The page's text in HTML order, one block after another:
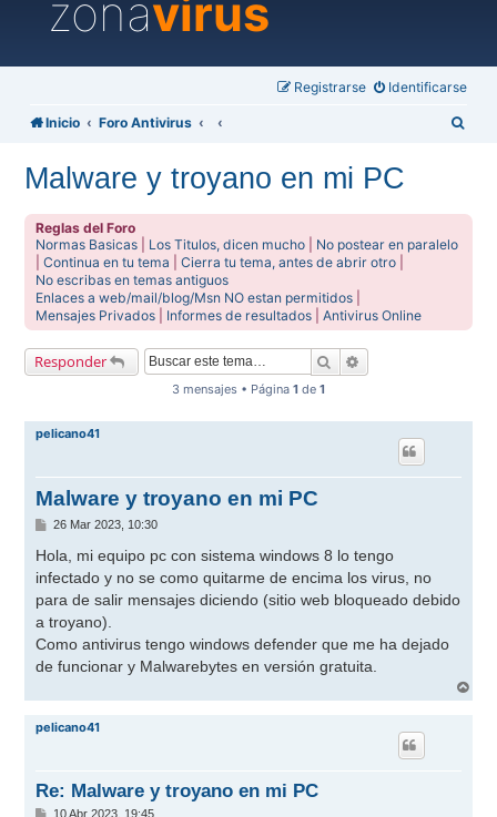
zonavirus
Identificarse
Registrarse
Inicio Foro Antivirus
Malware y troyano en mi PC
Reglas del Foro
Normas Basicas
Los Titulos, dicen mucho
No postear en paralelo
|Continua en tu tema |Cierra tu tema, antes de abrir otro
No escribas en temas antiguos
Enlaces a web/mail/blog/Msn NO estan permitidos
Mensajes Privados
Informes de resultados |Antivirus Online
Responder Buscar
3 mensajes • Página 1 de 1
pelicano41
Malware y troyano en mi PC
M
n
a
j
e
26 Mar 2023, 10:30
Hola, mi equipo pc con sistema windows 8 lo tengo
infectado y no se como quitarme de encima los virus, no
para de salir mensajes diciendo (sitio web bloqueado debido
a troyano).
Como antivirus tengo windows defender que me ha dejado
de funcionar y Malwarebytes en versión gratuita.
r
pelicano41
Re: Malware y troyano en mi PC
M10 Abr 2023, 19:45